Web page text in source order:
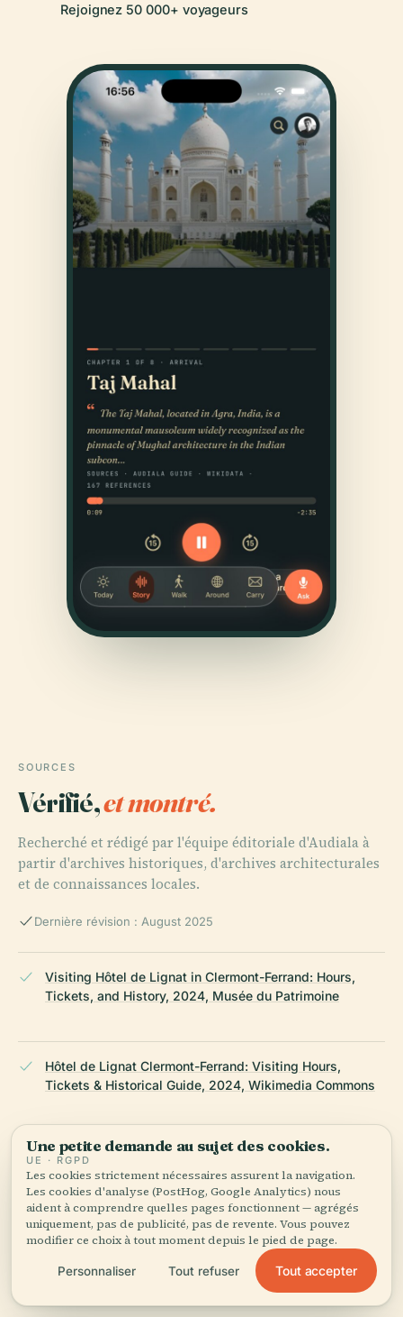
Rejoignez 50 000+ voyageurs
SOURCES
Vérifié,et montré.
Recherché et rédigé par l'équipe éditoriale d'Audiala à
partir d'archives historiques, d'archives architecturales
et de connaissances locales.
Dernière révision : August 2025
Visiting Hôtel de Lignat in Clermont-Ferrand: Hours,
Tickets, and History, 2024, Musée du Patrimoine
Hôtel de Lignat Clermont-Ferrand: Visiting Hours,
Tickets & Historical Guide, 2024, Wikimedia Commons
Visiting the Hôtel de Lignat in Clermont-Ferrand: Hours,
Tickets, and Historical Insights, 2024, Petit Futé
Visiting Hôtel De Lignat in Clermont-Ferrand: Hours,
Tickets, and Nearby Historical Sites, 2024,
Une petite demande au sujet des cookies.
UE · RGPD
Les cookies strictement nécessaires assurent la navigation.
Les cookies d'analyse (PostHog, Google Analytics) nous
aident à comprendre quelles pages fonctionnent — agrégés
uniquement, pas de publicité, pas de revente. Vous pouvez
modifier ce choix à tout moment depuis le pied de page.
Personnaliser Tout refuser Tout accepter